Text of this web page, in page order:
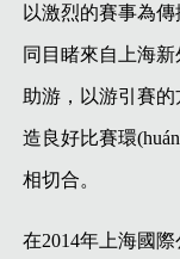
以激烈的賽事為
同目睹來自上海新
助游，以游引
造良好比賽環
相切合。
在2014年上海國